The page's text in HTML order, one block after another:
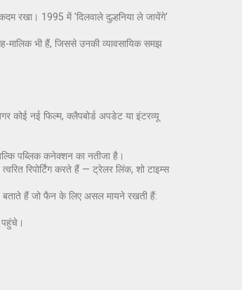
रखा। 1995 में 'दिलवाले दुल्हनिया ले जायेंगे'
मालिक भी हैं, जिससे उनकी व्यावसायिक समझ
कोई नई फिल्म, क्लैपबोर्ड अपडेट या इंटरव्यू
पब्लिक कनेक्शन का नतीजा है।
रिपोर्टिंग करते हैं — ट्रेलर लिंक, शो टाइम्स
बताते हैं जो फैन के लिए असल मायने रखती हैं: